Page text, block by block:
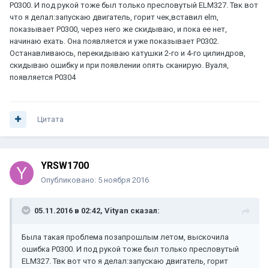
P0300. И под рукой тоже был только пресловутый ELM327. Твк вот
что я делал:запускаю двигатель, горит чек,вставил elm,
показывает Р0300, через него же скидываю, и пока ее нет,
начинаю ехать. Она появляется и уже показывает Р0302.
Останавливаюсь, перекидываю катушки 2-го и 4-го цилиндров,
скидываю ошибку и при появлении опять сканирую. Вуаля,
появляется Р0304
Цитата
YRSW1700
Опубликовано: 5 ноября 2016
05.11.2016 в 02:42, Vityan сказал:
Была такая проблема позапрошлым летом, выскочила
ошибка P0300. И под рукой тоже был только пресловутый
ELM327. Твк вот что я делал:запускаю двигатель, горит